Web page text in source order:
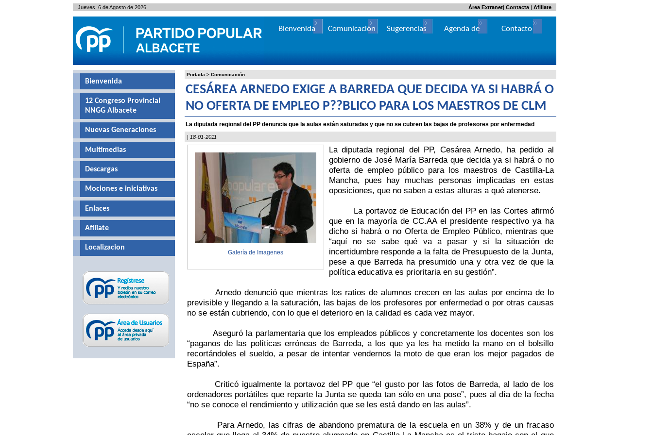
Portada > Comunicación
CESÁREA ARNEDO EXIGE A BARREDA QUE DECIDA YA SI HABRÁ O
NO OFERTA DE EMPLEO P??BLICO PARA LOS MAESTROS DE CLM
La diputada regional del PP denuncia que la aulas están saturadas y que no se cubren las bajas de profesores por enfermedad
| 18-01-2011
Galería de Imagenes
La diputada regional del PP, Cesárea Arnedo, ha pedido al
gobierno de José María Barreda que decida ya si habrá o no
oferta de empleo público para los maestros de Castilla-La
Mancha, pues hay muchas personas implicadas en estas
oposiciones, que no saben a estas alturas a qué atenerse.
La portavoz de Educación del PP en las Cortes afirmó
que en la mayoría de CC.AA el presidente respectivo ya ha
dicho si habrá o no Oferta de Empleo Público, mientras que
“aquí no se sabe qué va a pasar y si la situación de
incertidumbre responde a la falta de Presupuesto de la Junta,
pese a que Barreda ha presumido una y otra vez de que la
política educativa es prioritaria en su gestión”.
Arnedo denunció que mientras los ratios de alumnos crecen en las aulas por encima de lo
previsible y llegando a la saturación, las bajas de los profesores por enfermedad o por otras causas
no se están cubriendo, con lo que el deterioro en la calidad es cada vez mayor.
Aseguró la parlamentaria que los empleados públicos y concretamente los docentes son los
“paganos de las políticas erróneas de Barreda, a los que ya les ha metido la mano en el bolsillo
recortándoles el sueldo, a pesar de intentar vendernos la moto de que eran los mejor pagados de
España”.
Criticó igualmente la portavoz del PP que “el gusto por las fotos de Barreda, al lado de los
ordenadores portátiles que reparte la Juntase queda tan sólo en una pose”, pues al día de la fecha
“no se conoce el rendimiento y utilización que se les está dando en las aulas”.
Para Arnedo, las cifras de abandono prematura de la escuela en un 38% y de un fracaso
Bienvenida
12 Congreso Provincial
NNGG Albacete
Nuevas Generaciones
Multimedias
Descargas
Mociones e iniciativas
Enlaces
Afíliate
Localizacion
Jueves, 6 de Agosto de 2026 | Contacta| Afiliate
Área Extranet
Bienvenida Comunicación Sugerencias
Agenda de
Contacto